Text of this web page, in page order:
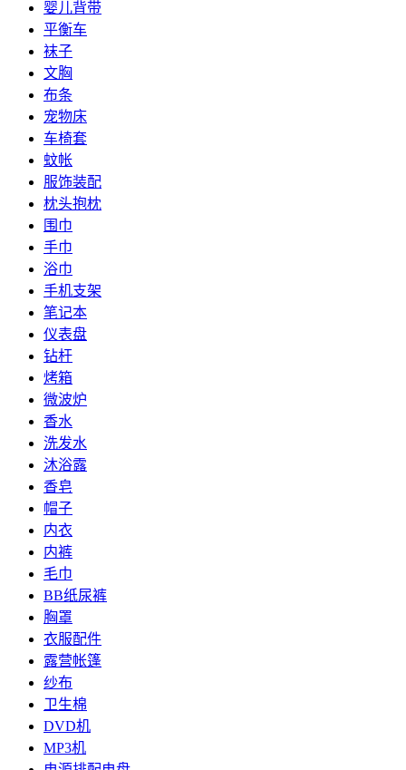
婴儿背带
平衡车
袜子
文胸
布条
宠物床
车椅套
蚊帐
服饰装配
枕头抱枕
围巾
手巾
浴巾
手机支架
笔记本
仪表盘
钻杆
烤箱
微波炉
香水
洗发水
沐浴露
香皂
帽子
内衣
内裤
毛巾
BB纸尿裤
胸罩
衣服配件
露营帐篷
纱布
卫生棉
DVD机
MP3机